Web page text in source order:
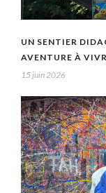
UN SENTIER
AVENTURE À
15 juin 2026